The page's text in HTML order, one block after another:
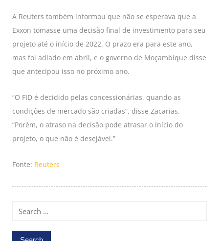
A Reuters também informou que não se esperava que a
Exxon tomasse uma decisão final de investimento para seu
projeto até o início de 2022. O prazo era para este ano,
mas foi adiado em abril, e o governo de Moçambique disse
que antecipou isso no próximo ano.
“O FID é decidido pelas concessionárias, quando as
condições de mercado são criadas”, disse Zacarias.
“Porém, o atraso na decisão pode atrasar o início do
projeto, o que não é desejável.”
Fonte: Reuters
Search